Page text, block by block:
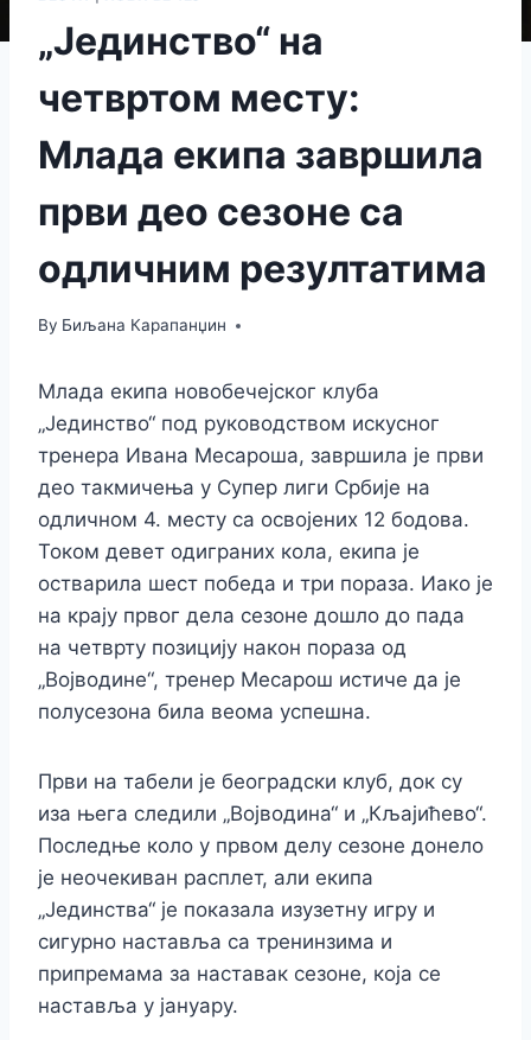
„Јединство“ на
четвртом месту:
Млада екипа завршила
први део сезоне са
одличним резултатима
By Биљана Карапанџин
Млада екипа новобечејског клуба
„Јединство“ под руководством искусног
тренера Ивана Месароша, завршила је први
део такмичења у Супер лиги Србије на
одличном 4. месту са освојених 12 бодова.
Током девет одиграних кола, екипа је
остварила шест победа и три пораза. Иако је
на крају првог дела сезоне дошло до пада
на четврту позицију након пораза од
„Војводине“, тренер Месарош истиче да је
полусезона била веома успешна.
Први на табели је београдски клуб, док су
иза њега следили „Војводина“ и „Кљајићево“.
Последње коло у првом делу сезоне донело
је неочекиван расплет, али екипа
„Јединства“ је показала изузетну игру и
сигурно наставља са тренинзима и
припремама за наставак сезоне, која се
наставља у јануару.